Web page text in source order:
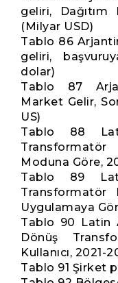
geliri,
(Milyar USD)
Tablo 86
geliri,
dolar)
Tablo 87
Market Gelir,
US)
Tablo 88
Moduna Göre,
Tablo 89
Transformatör
Uygulamaya
Tablo 90 Latin
Dönüş
Kullanıcı, 2021-
Tablo 91 Şirket